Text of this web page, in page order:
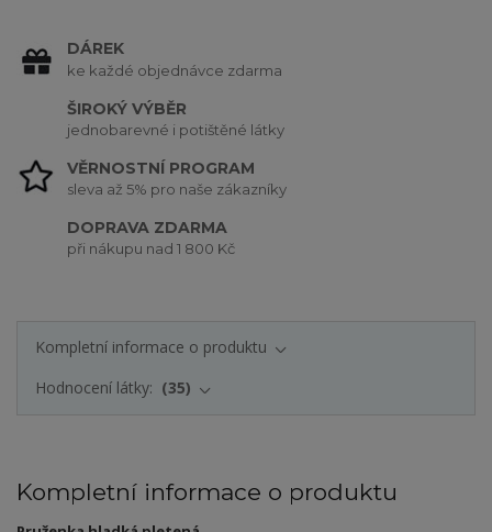
DÁREK
ke každé objednávce zdarma
ŠIROKÝ VÝBĚR
jednobarevné i potištěné látky
VĚRNOSTNÍ PROGRAM
sleva až 5% pro naše zákazníky
DOPRAVA ZDARMA
při nákupu nad 1 800 Kč
Kompletní informace o produktu
Hodnocení látky:
35
Kompletní informace o produktu